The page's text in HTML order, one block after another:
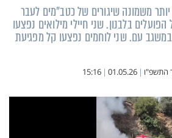
משמונה שיגורים של כטב"מים לעבר
בלבנון. שני חיילי מילואים נפצעו
עם. שני לוחמים נפצעו קל מפגיעת
התשפ"ו |
01.05.26
|
15:16